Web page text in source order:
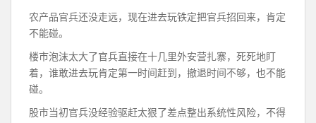
农产品官兵还没走远，现在进去玩铁定把官兵招回来，肯定
不能碰。
楼市泡沫太大了官兵直接在十几里外安营扎寨，死死地盯
着，谁敢进去玩肯定第一时间赶到，撤退时间不够，也不能
碰。
股市当初官兵没经验驱赶太狠了差点整出系统性风险，不得